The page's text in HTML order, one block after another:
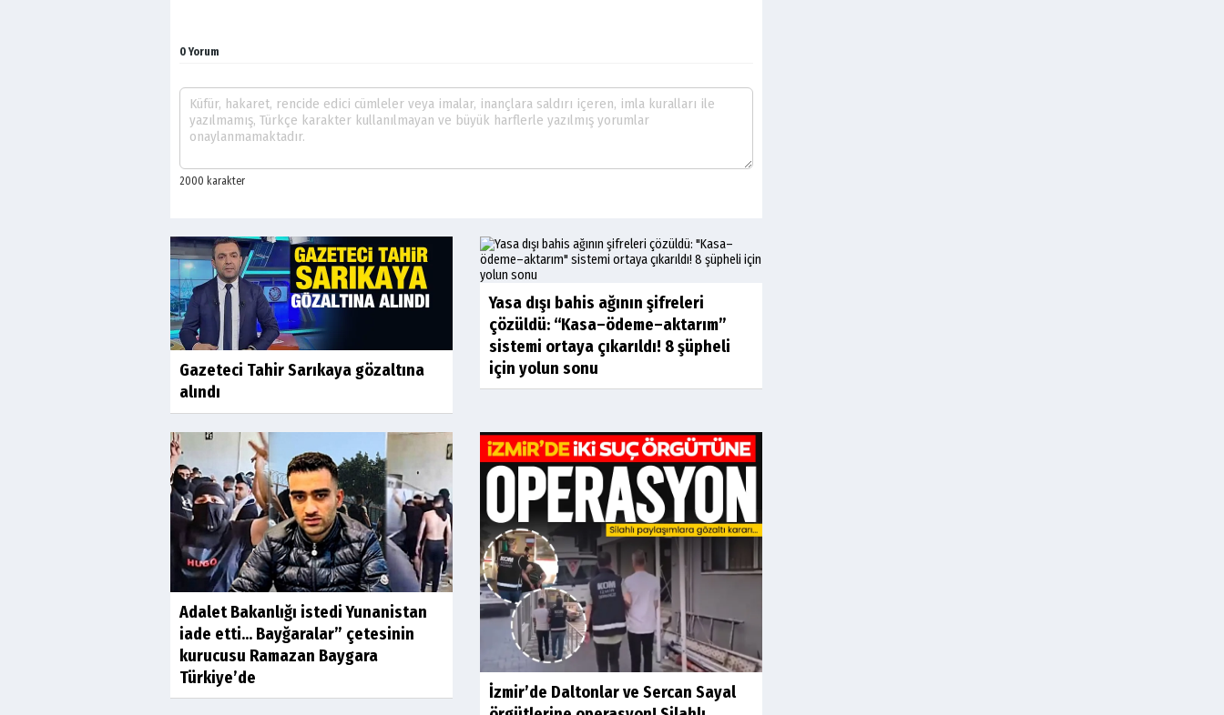
0 Yorum
Gazeteci Tahir Sarıkaya gözaltına
alındı
Yasa dışı bahis ağının şifreleri
çözüldü: “Kasa–ödeme–aktarım”
sistemi ortaya çıkarıldı! 8 şüpheli
için yolun sonu
Adalet Bakanlığı istedi Yunanistan
iade etti... Bayğaralar” çetesinin
kurucusu Ramazan Baygara
Türkiye’de
İzmir’de Daltonlar ve Sercan Sayal